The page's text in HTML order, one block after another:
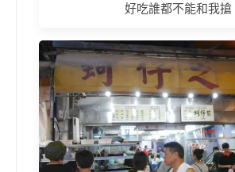
好吃誰都不能和我搶